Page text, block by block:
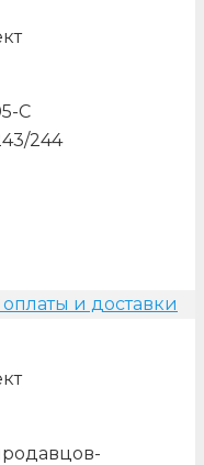
С
244
и доставки